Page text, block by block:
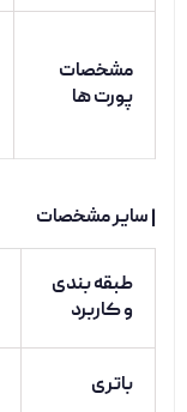
مشخصات
پورت ها
| سایر مشخصات
طبقه بندی
و کاربرد
باتری